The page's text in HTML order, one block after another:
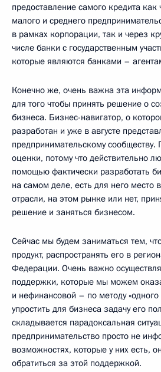
предоставление самого кредита
малого и среднего
в рамках корпорации, так и через
числе банки с государственным
которые являются банками –
Конечно же, очень важна эта
для того чтобы принять решение о
бизнеса. Бизнес-навигатор, о
разработан и уже в августе
предпринимательскому сообществу.
оценки, потому что действительно
помощью фактически разработать
на самом деле, есть для него место
отрасли, на этом рынке или нет,
решение и заняться бизнесом.
Сейчас мы будем заниматься тем,
продукт, распространять его в
Федерации. Очень важно
поддержки, которые мы можем
и нефинансовой – по методу
упростить для бизнеса задачу его
складывается парадоксальная
предпринимательство просто не
возможностях, которые у них есть,
обратиться за этой поддержкой.